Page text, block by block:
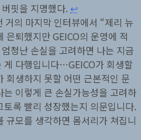
핏을 지명했다. ↩︎
의 마지막 인터뷰에서 “제리 뉴
은퇴했지만 GEICO의 운영에 적
청난 손실을 고려하면 나는 지금
게 다행입니다…GEICO가 회생할
회생하지 못할 어떤 근본적인 문
이렇게 큰 손실가능성을 고려하
록 빨리 성장했는지 의문입니다.
규모를 생각하면 몸서리가 쳐집니